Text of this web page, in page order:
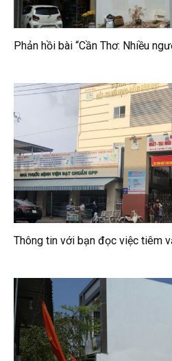
Phản hồi bài “Cần Thơ: Nhiều
Thông tin với bạn đọc việc tiêm